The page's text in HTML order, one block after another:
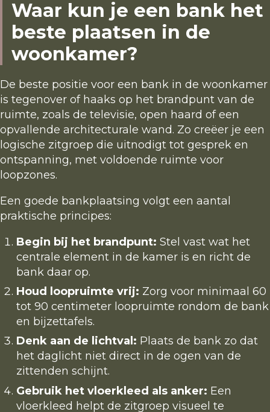
Waar kun je een bank het
beste plaatsen in de
woonkamer?
De beste positie voor een bank in de woonkamer
is tegenover of haaks op het brandpunt van de
ruimte, zoals de televisie, open haard of een
opvallende architecturale wand. Zo creëer je een
logische zitgroep die uitnodigt tot gesprek en
ontspanning, met voldoende ruimte voor
loopzones.
Een goede bankplaatsing volgt een aantal
praktische principes:
Begin bij het brandpunt: Stel vast wat het
centrale element in de kamer is en richt de
bank daar op.
Houd loopruimte vrij: Zorg voor minimaal 60
tot 90 centimeter loopruimte rondom de bank
en bijzettafels.
Denk aan de lichtval: Plaats de bank zo dat
het daglicht niet direct in de ogen van de
zittenden schijnt.
Gebruik het vloerkleed als anker: Een
vloerkleed helpt de zitgroep visueel te